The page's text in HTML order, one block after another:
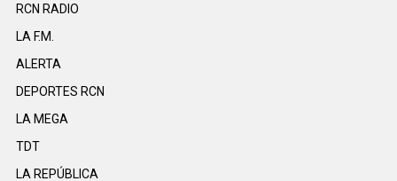
RCN RADIO
LA F.M.
ALERTA
DEPORTES RCN
LA MEGA
TDT
LA REPÚBLICA